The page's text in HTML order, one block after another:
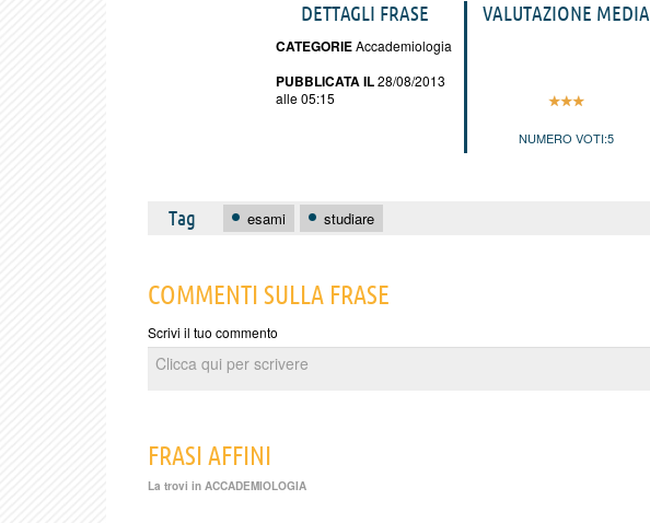
DETTAGLI FRASE
CATEGORIEAccademiologia
PUBBLICATA IL28/08/2013
alle 05:15
VALUTAZIONE MEDIA
NUMERO VOTI:5
Tag esami studiare
COMMENTI SULLA FRASE
Scrivi il tuo commento
FRASI AFFINI
La trovi in ACCADEMIOLOGIA